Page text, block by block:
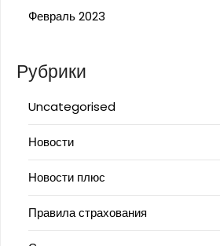
Февраль 2023
Рубрики
Uncategorised
Новости
Новости плюс
Правила страхования